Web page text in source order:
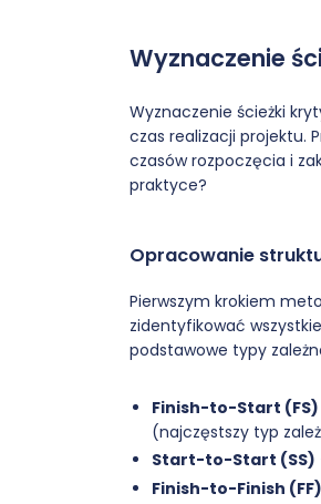
Wyznaczenie
Wyznaczenie ścieżki
czas realizacji projektu.
czasów rozpoczęcia i
praktyce?
Opracowanie
Pierwszym krokiem
zidentyfikować
podstawowe typy
Finish-to-Start (FS)
(najczęstszy typ
Start-to-Start (SS)
Finish-to-Finish (FF)